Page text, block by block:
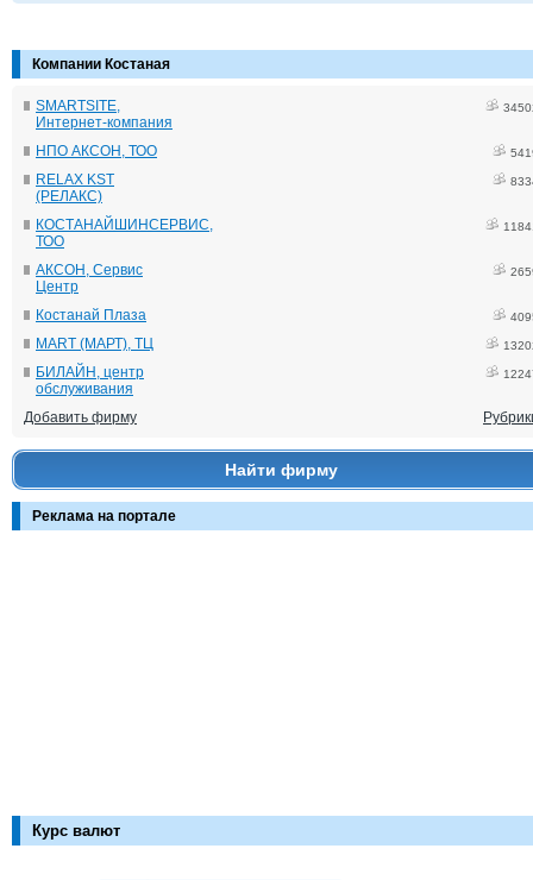
Компании Костаная
SMARTSITE,
Интернет-компания
НПО АКСОН, ТОО
RELAX KST
(РЕЛАКС)
КОСТАНАЙШИНСЕРВИС,
ТОО
АКСОН, Сервис
Центр
Костанай Плаза
MART (МАРТ), ТЦ
БИЛАЙН, центр
обслуживания
Добавить фирму
Найти фирму
Реклама на портале
Курс валют